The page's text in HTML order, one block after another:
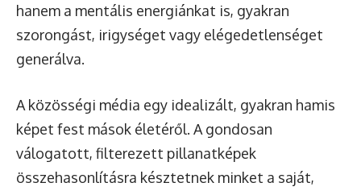
hanem a mentális energiánkat is, gyakran
szorongást, irigységet vagy elégedetlenséget
generálva.
A közösségi média egy idealizált, gyakran hamis
képet fest mások életéről. A gondosan
válogatott, filterezett pillanatképek
összehasonlításra késztetnek minket a saját,